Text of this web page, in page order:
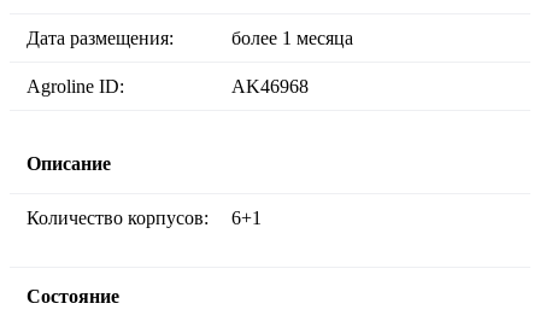
Дата размещения: более 1 месяца
Agroline ID: AK46968
Описание
Количество корпусов: 6+1
Состояние